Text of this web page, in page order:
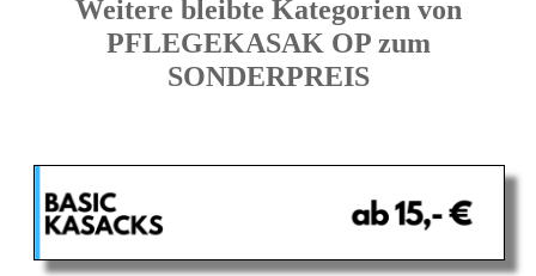
Weitere bleibte Kategorien von
PFLEGEKASAK OP zum
SONDERPREIS